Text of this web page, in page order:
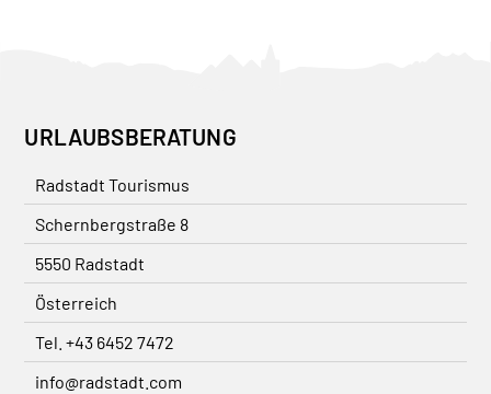
URLAUBSBERATUNG
Radstadt Tourismus
Schernbergstraße 8
5550 Radstadt
Österreich
Tel. +43 6452 7472
info@radstadt.com